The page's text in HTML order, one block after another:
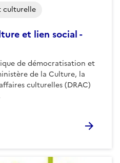
et lien social -
de démocratisation et
de la Culture, la
culturelles (DRAC)
culturelle